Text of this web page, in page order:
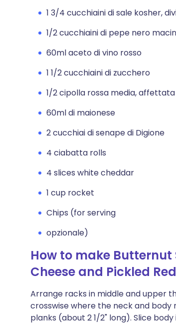
1 3/4 cucchiaini di sale kosher,
1/2 cucchiaini di pepe nero
60ml aceto di vino rosso
1 1/2 cucchiaini di zucchero
1/2 cipolla rossa media,
60ml di maionese
2 cucchiai di senape di Digione
4 ciabatta rolls
4 slices white cheddar
1 cup rocket
Chips (for serving
opzionale)
How to make
Cheese and Pickled
Arrange racks in middle and upper
crosswise where the neck and body
planks (about 2 1/2" long). Slice